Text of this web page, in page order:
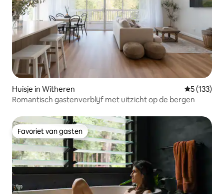
Huisje in Witheren
5 (133)
Romantisch gastenverblijf met uitzicht op de bergen
Favoriet van gasten
Favoriet van gasten